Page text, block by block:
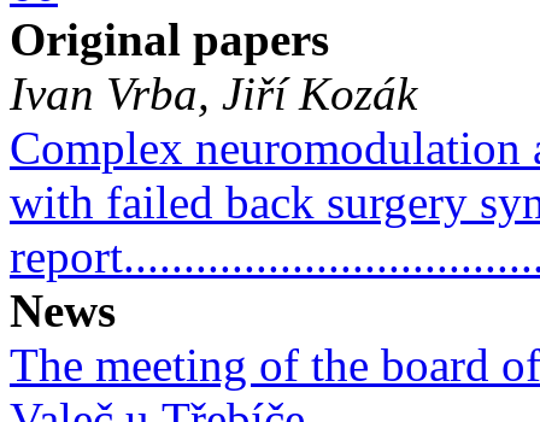
Original papers
Ivan Vrba, Jiří Kozák
Complex neuromodulation
with failed back surgery
News
The meeting of the board